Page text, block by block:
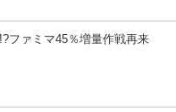
ファミマ45％増量作戦再来